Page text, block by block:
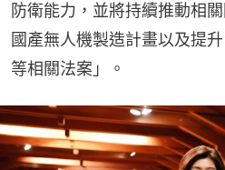
防衛能力，並將持續推動相
國產無人機製造計畫以及提
等相關法案」。